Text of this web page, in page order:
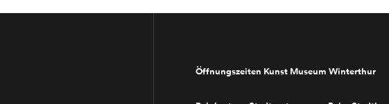
Öffnungszeiten Kunst Museum Winterthur